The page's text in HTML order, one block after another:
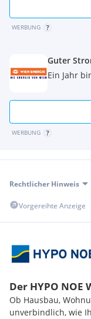
WERBUNG
Guter
Ein Jahr
WERBUNG
Rechtlicher Hinweis
Vorgereihte Anzeige
Der HYPO NOE
Ob Hausbau,
unverbindlich, wie